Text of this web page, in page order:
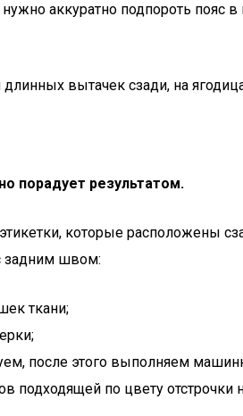
аккуратно подпороть пояс
вытачек сзади, на
порадует результатом.
которые расположены
задним швом:
ткани;
после этого выполняем
подходящей по цвету отстрочки